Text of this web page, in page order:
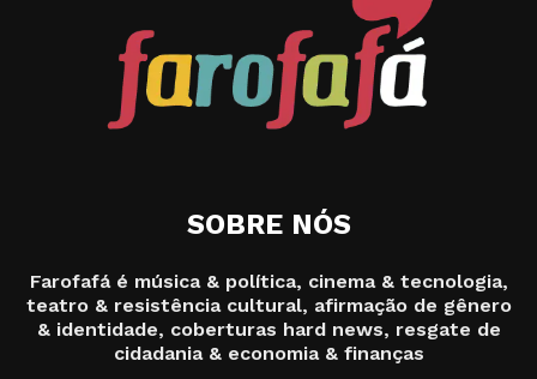
SOBRE NÓS
Farofafá é música & política, cinema & tecnologia,
teatro & resistência cultural, afirmação de gênero
& identidade, coberturas hard news, resgate de
cidadania & economia & finanças